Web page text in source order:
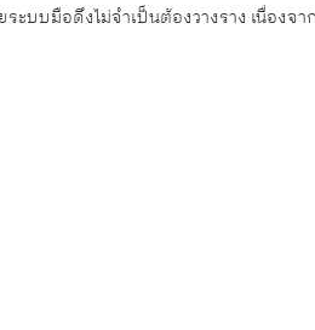
บบมือดึงไม่จำเป็นต้องวางราง เนื่องจา